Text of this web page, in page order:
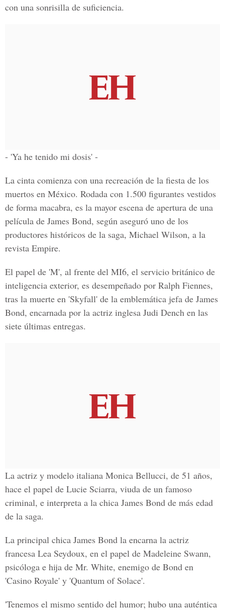
con una sonrisilla de suficiencia.
- 'Ya he tenido mi dosis' -
La cinta comienza con una recreación de la fiesta de los
muertos en México. Rodada con 1.500 figurantes vestidos
de forma macabra, es la mayor escena de apertura de una
película de James Bond, según aseguró uno de los
productores históricos de la saga, Michael Wilson, a la
revista Empire.
El papel de 'M', al frente del MI6, el servicio británico de
inteligencia exterior, es desempeñado por Ralph Fiennes,
tras la muerte en 'Skyfall' de la emblemática jefa de James
Bond, encarnada por la actriz inglesa Judi Dench en las
siete últimas entregas.
La actriz y modelo italiana Monica Bellucci, de 51 años,
hace el papel de Lucie Sciarra, viuda de un famoso
criminal, e interpreta a la chica James Bond de más edad
de la saga.
La principal chica James Bond la encarna la actriz
francesa Lea Seydoux, en el papel de Madeleine Swann,
psicóloga e hija de Mr. White, enemigo de Bond en
'Casino Royale' y 'Quantum of Solace'.
'Tenemos el mismo sentido del humor; hubo una auténtica